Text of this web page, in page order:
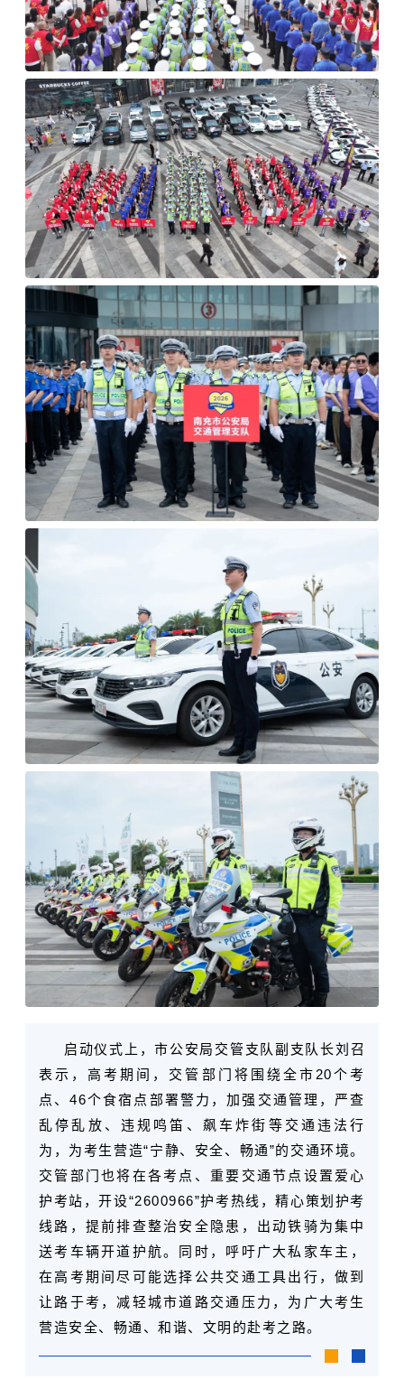
启动仪式上，市公安局交管支队副支队长刘召
表示，高考期间，交管部门将围绕全市20个考
点、46个食宿点部署警力，加强交通管理，严查
乱停乱放、违规鸣笛、飙车炸街等交通违法行
为，为考生营造“宁静、安全、畅通”的交通环境。
交管部门也将在各考点、重要交通节点设置爱心
护考站，开设“2600966”护考热线，精心策划护考
线路，提前排查整治安全隐患，出动铁骑为集中
送考车辆开道护航。 同时， 呼吁广大私家车主，
在高考期间尽可能选择公共交通工具出行，做到
让路于考，减轻城市道路交通压力，为广大考生
营造安全、畅通、和谐、文明的赴考之路。